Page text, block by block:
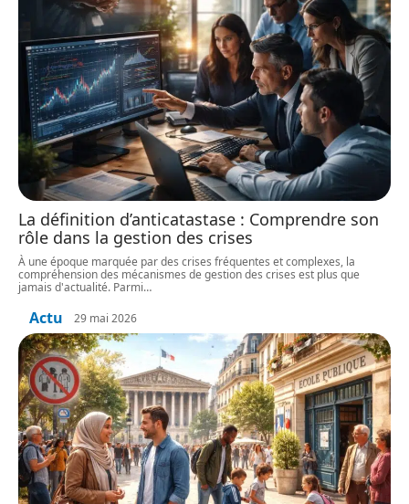
La définition d’anticatastase : Comprendre son
rôle dans la gestion des crises
À une époque marquée par des crises fréquentes et complexes, la
compréhension des mécanismes de gestion des crises est plus que
jamais d'actualité. Parmi…
Actu 29 mai 2026